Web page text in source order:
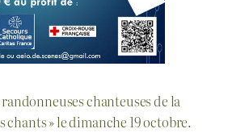
chanteuses de la
chants » le dimanche 19 octobre.